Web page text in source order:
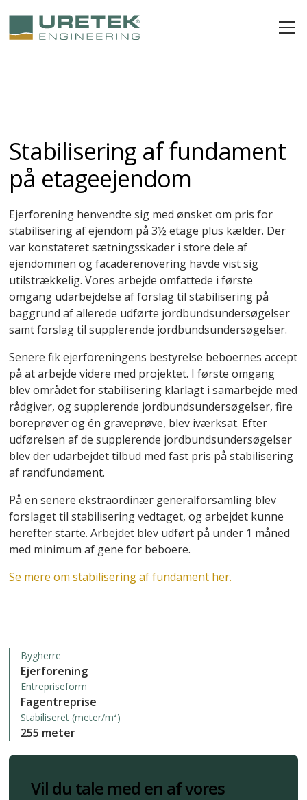
Stabilisering af fundament
på etageejendom
Ejerforening henvendte sig med ønsket om pris for
stabilisering af ejendom på 3½ etage plus kælder. Der
var konstateret sætningsskader i store dele af
ejendommen og facaderenovering havde vist sig
utilstrækkelig. Vores arbejde omfattede i første
omgang udarbejdelse af forslag til stabilisering på
baggrund af allerede udførte jordbundsundersøgelser
samt forslag til supplerende jordbundsundersøgelser.
Senere fik ejerforeningens bestyrelse beboernes accept
på at arbejde videre med projektet. I første omgang
blev området for stabilisering klarlagt i samarbejde med
rådgiver, og supplerende jordbundsundersøgelser, fire
boreprøver og én graveprøve, blev iværksat. Efter
udførelsen af de supplerende jordbundsundersøgelser
blev der udarbejdet tilbud med fast pris på stabilisering
af randfundament.
På en senere ekstraordinær generalforsamling blev
forslaget til stabilisering vedtaget, og arbejdet kunne
herefter starte. Arbejdet blev udført på under 1 måned
med minimum af gene for beboere.
Se mere om stabilisering af fundament her.
Bygherre
Ejerforening
Entrepriseform
Fagentreprise
Stabiliseret (meter/m²)
255 meter
Vil du tale med en af vores